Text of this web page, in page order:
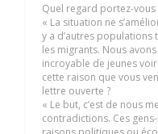
Quel regard portez-
« La situation ne
y a d’autres populations
les migrants. Nous
incroyable de jeunes
cette raison que vous
lettre ouverte ?
« Le but, c’est de nous
contradictions. Ces